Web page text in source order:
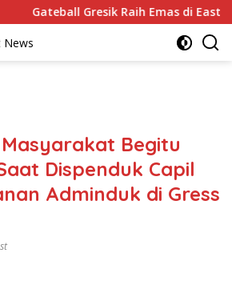
Gateball Gresik Raih Emas di East
Begitu
Dispenduk Capil
Adminduk di Gress